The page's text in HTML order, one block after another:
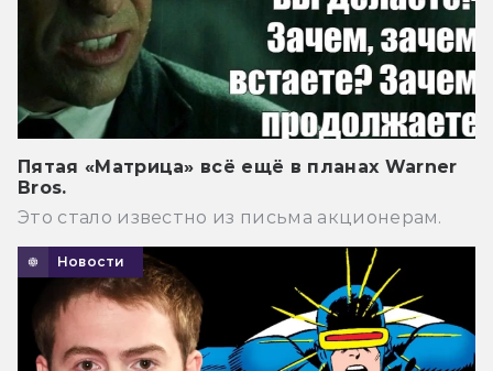
Пятая «Матрица» всё ещё в планах Warner
Bros.
Это стало известно из письма акционерам.
Новости